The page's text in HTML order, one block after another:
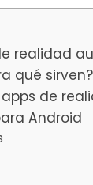
realidad
qué sirven?
de
Android